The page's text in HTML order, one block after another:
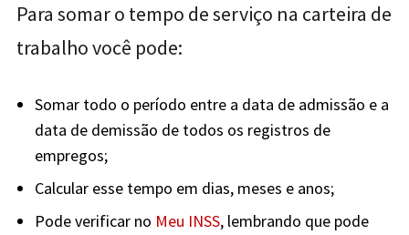
Para somar o tempo de serviço na carteira de
trabalho você pode:
Somar todo o período entre a data de admissão e a
data de demissão de todos os registros de
empregos;
Calcular esse tempo em dias, meses e anos;
Pode verificar no Meu INSS, lembrando que pode